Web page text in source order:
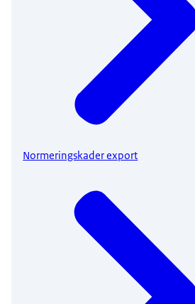
Normeringskader export